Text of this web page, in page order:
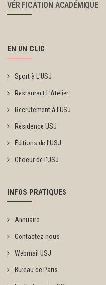
VÉRIFICATION ACADÉMIQUE
EN UN CLIC
Sport à L'USJ
Restaurant L'Atelier
Recrutement à l'USJ
Résidence USJ
Éditions de l'USJ
Choeur de l'USJ
INFOS PRATIQUES
Annuaire
Contactez-nous
Webmail USJ
Bureau de Paris